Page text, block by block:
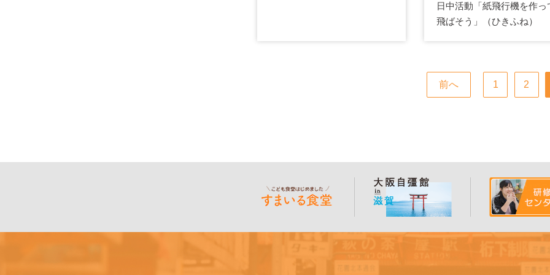
日中活動「紙飛行機を作っ
飛ばそう」（ひきふね）
前へ 1 2